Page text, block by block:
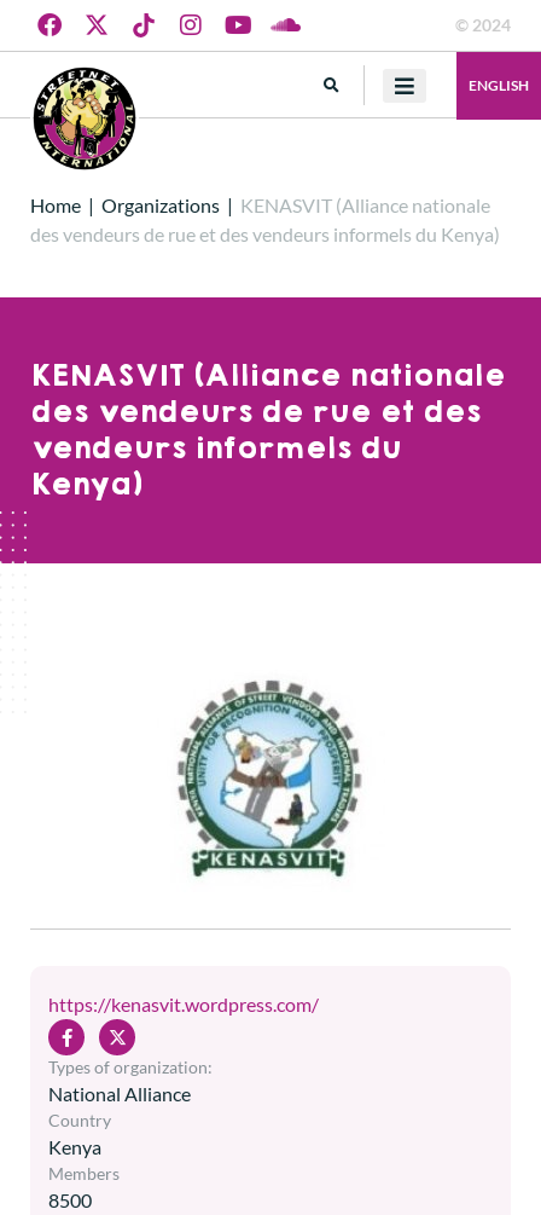
© 2024
ENGLISH
Home | Organizations | KENASVIT (Alliance nationale
des vendeurs de rue et des vendeurs informels du Kenya)
KENASVIT (Alliance nationale
des vendeurs de rue et des
vendeurs informels du
Kenya)
https://kenasvit.wordpress.com/
National Alliance
Types of organization:
Kenya
Country
8500
Members